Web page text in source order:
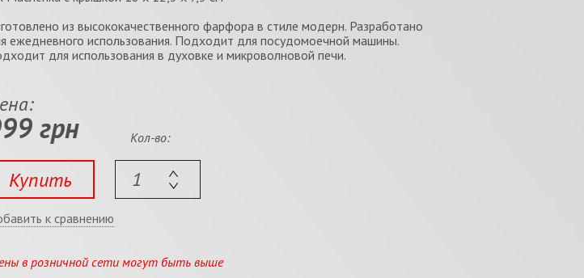
из высококачественного фарфора в стиле модерн. Разработано
ежедневного использования. Подходит для посудомоечной машины.
для использования в духовке и микроволновой печи.
грн
Купить
Кол-во:
к сравнению
в розничной сети могут быть выше